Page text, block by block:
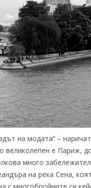
на модата“ –
великолепен е Париж,
много
на река Сена,